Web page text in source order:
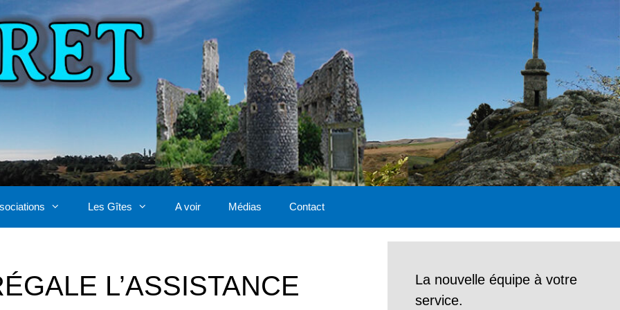
Les Gîtes A voir Médias Contact
L’ASSISTANCE
La nouvelle équipe à votre
service.